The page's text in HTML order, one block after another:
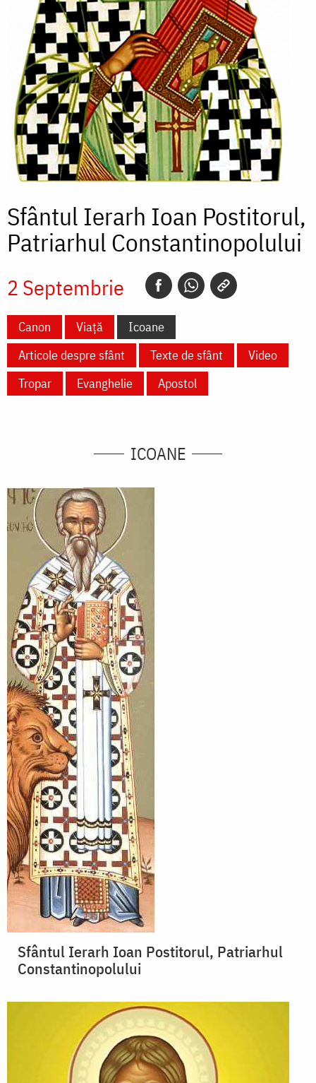
Sfântul Ierarh Ioan Postitorul,
Patriarhul Constantinopolului
2 Septembrie
Canon Viață
Icoane
Articole despre sfânt
Texte de sfânt
Video
Tropar
Evanghelie Apostol
ICOANE
Sfântul Ierarh Ioan Postitorul, Patriarhul
Constantinopolului